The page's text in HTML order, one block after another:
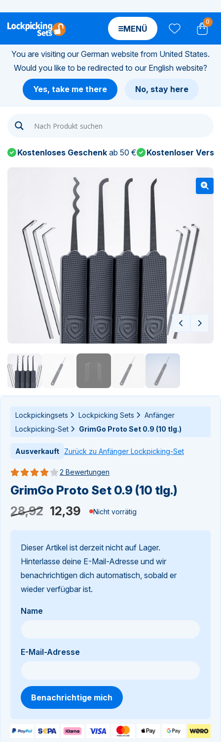
0
MENÜ
You are visiting our German website from United States.
Would you like to be redirected to our English website?
Yes, take me there No, stay here
Kostenloses Geschenk ab 50 € Kostenloser
Lockpickingsets Lockpicking Sets
Anfänger
Lockpicking-Set
GrimGo Proto Set 0.9 (10 tlg.)
Ausverkauft Zurück zu Anfänger Lockpicking-Set
Bewertung 4 von 5
2 Bewertungen
GrimGo Proto Set 0.9 (10 tlg.)
28,92 Ursprünglicher
28,92
12,39Aktueller
12,39.
Nicht vorrätig
Dieser Artikel ist derzeit nicht auf Lager.
Hinterlasse deine E-Mail-Adresse und wir
benachrichtigen dich automatisch, sobald er
wieder verfügbar ist.
Name
E-Mail-Adresse
Benachrichtige mich